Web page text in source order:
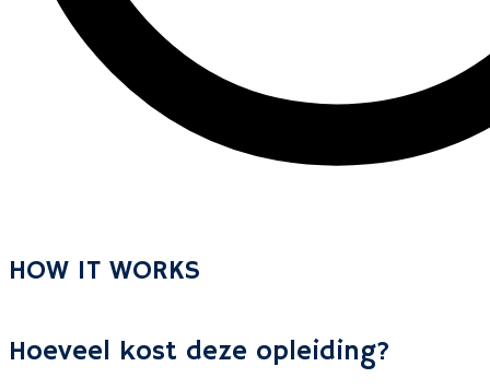
HOW IT WORKS
Hoeveel kost deze opleiding?